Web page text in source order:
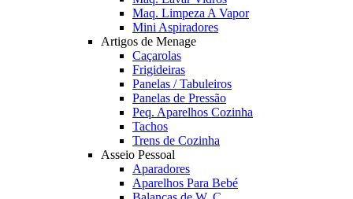
Maq. Limpeza A Vapor
Mini Aspiradores
Artigos de Menage
Caçarolas
Frigideiras
Panelas / Tabuleiros
Panelas de Pressão
Peq. Aparelhos Cozinha
Tachos
Trens de Cozinha
Asseio Pessoal
Aparadores
Aparelhos Para Bebé